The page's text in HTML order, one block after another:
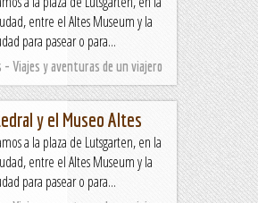
entre el Altes Museum y la
para pasear o para...
- Viajes y aventuras de un viajero
y el Museo Altes
a la plaza de Lutsgarten, en la
entre el Altes Museum y la
para pasear o para...